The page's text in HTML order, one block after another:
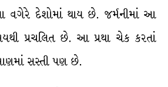
વગેરે દેશોમાં થાય છે. જર્મનીમાં આ
પ્રચલિત છે. આ પ્રથા ચેક કરતાં
સસ્તી પણ છે.